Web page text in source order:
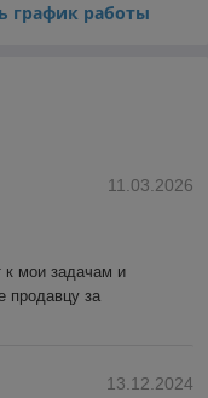
график работы
11.03.2026
к мои задачам и
продавцу за
13.12.2024